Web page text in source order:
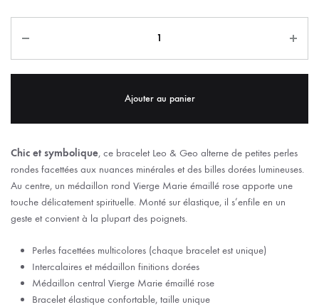
Ajouter au panier
Chic et symbolique, ce bracelet Leo & Geo alterne de petites perles
rondes facettées aux nuances minérales et des billes dorées lumineuses.
Au centre, un médaillon rond Vierge Marie émaillé rose apporte une
touche délicatement spirituelle. Monté sur élastique, il s’enfile en un
geste et convient à la plupart des poignets.
Perles facettées multicolores (chaque bracelet est unique)
Intercalaires et médaillon finitions dorées
Médaillon central Vierge Marie émaillé rose
Bracelet élastique confortable, taille unique